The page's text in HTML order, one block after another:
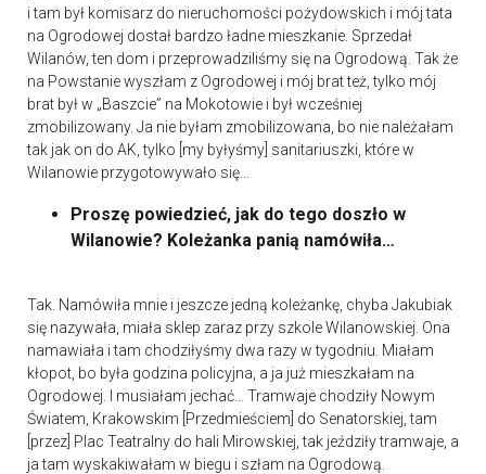
i tam był komisarz do nieruchomości pożydowskich i mój tata
na Ogrodowej dostał bardzo ładne mieszkanie. Sprzedał
Wilanów, ten dom i przeprowadziliśmy się na Ogrodową. Tak że
na Powstanie wyszłam z Ogrodowej i mój brat też, tylko mój
brat był w „Baszcie” na Mokotowie i był wcześniej
zmobilizowany. Ja nie byłam zmobilizowana, bo nie należałam
tak jak on do AK, tylko [my byłyśmy] sanitariuszki, które w
Wilanowie przygotowywało się...
Proszę powiedzieć, jak do tego doszło w
Wilanowie? Koleżanka panią namówiła…
Tak. Namówiła mnie i jeszcze jedną koleżankę, chyba Jakubiak
się nazywała, miała sklep zaraz przy szkole Wilanowskiej. Ona
namawiała i tam chodziłyśmy dwa razy w tygodniu. Miałam
kłopot, bo była godzina policyjna, a ja już mieszkałam na
Ogrodowej. I musiałam jechać… Tramwaje chodziły Nowym
Światem, Krakowskim [Przedmieściem] do Senatorskiej, tam
[przez] Plac Teatralny do hali Mirowskiej, tak jeździły tramwaje, a
ja tam wyskakiwałam w biegu i szłam na Ogrodową.